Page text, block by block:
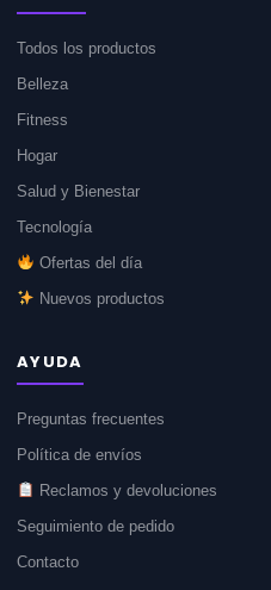
Todos los productos
Belleza
Fitness
Hogar
Salud y Bienestar
Tecnología
Ofertas del día
Nuevos productos
AYUDA
Preguntas frecuentes
Política de envíos
Reclamos y devoluciones
Seguimiento de pedido
Contacto